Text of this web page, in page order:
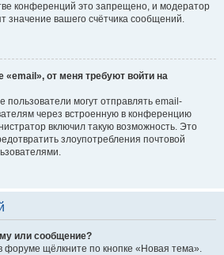
конференций это запрещено, и модератор
значение вашего счётчика сообщений.
от меня требуют войти на
пользователи могут отправлять email-
через встроенную в конференцию
включил такую возможность. Это
злоупотребления почтовой
или сообщение?
форуме щёлкните по кнопке «Новая тема».